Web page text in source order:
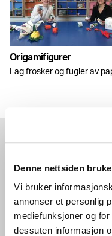
Denne nettsiden
Vi bruker
annonser et personlig
mediefunksjoner og
dessuten informasjon
Origamifigurer
Lag frosker og fugler av